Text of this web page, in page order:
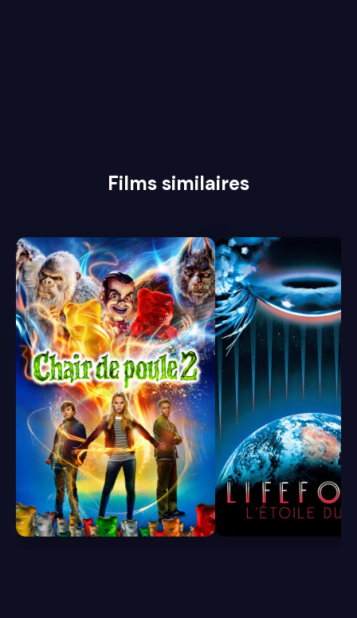
Films similaires
6.1 6.2